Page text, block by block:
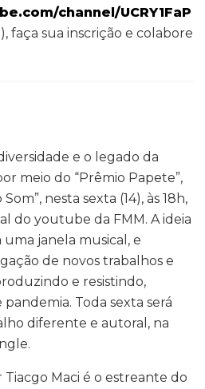
channel/UCRY1FaP
), faça sua inscrição e colabore
e o legado da
meio do “Prêmio Papete”,
nesta sexta (14), às 18h,
do youtube da FMM. A ideia
janela musical, e
de novos trabalhos e
e resistindo,
Toda sexta será
diferente e autoral, na
Maci é o estreante do